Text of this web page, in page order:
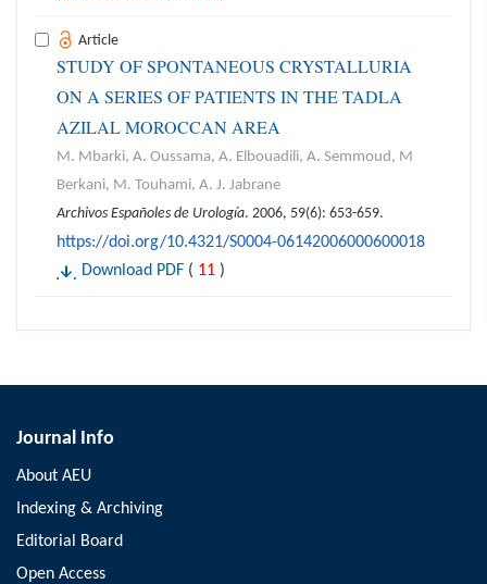
Article
STUDY OF SPONTANEOUS CRYSTALLURIA
ON A SERIES OF PATIENTS IN THE TADLA
AZILAL MOROCCAN AREA
M. Mbarki, A. Oussama, A. Elbouadili, A. Semmoud, M
Berkani, M. Touhami, A. J. Jabrane
Archivos Españoles de Urología. 2006, 59(6): 653-659.
https://doi.org/10.4321/S0004-06142006000600018
Download PDF ( 11 )
Journal Info
About AEU
Indexing & Archiving
Editorial Board
Open Access